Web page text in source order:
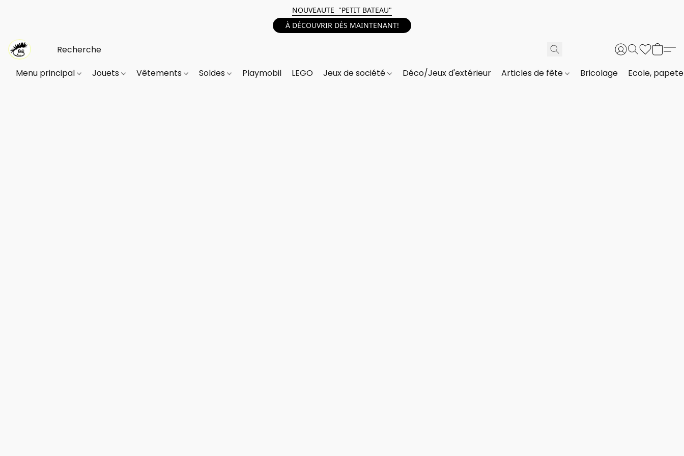
NOUVEAUTE "PETIT BATEAU"
À DÉCOUVRIR DÈS MAINTENANT!
Menu principal Jouets Vêtements Soldes Playmobil LEGO Jeux de société Déco/Jeux d'extérieur Articles de fête Bricolage Ecole,